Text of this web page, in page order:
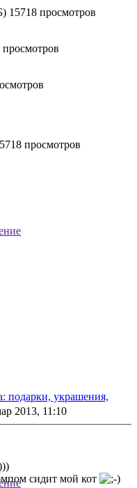
15718 просмотров
просмотров
подарки, украшения,
2013, 11:10
сидит мой кот